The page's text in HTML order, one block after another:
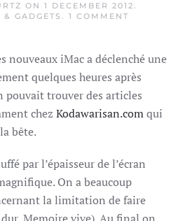
ON 1 DECEMBER 2012.
& GADGETS . 1 COMMENT
ET
nouveaux iMac a déclenché une
quelques heures après
pouvait trouver des articles
chez Kodawarisan.comqui
bête.
par l’épaisseur de l’écran
On a beaucoup
la limitation de faire